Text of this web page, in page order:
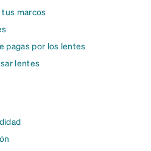
tus marcos
pagas por los lentes
lentes